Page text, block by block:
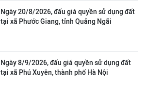
Ngày 20/8/2026, đấu giá quyền sử dụng đất
tại xã Phước Giang, tỉnh Quảng Ngãi
Ngày 8/9/2026, đấu giá quyền sử dụng đất
tại xã Phú Xuyên, thành phố Hà Nội